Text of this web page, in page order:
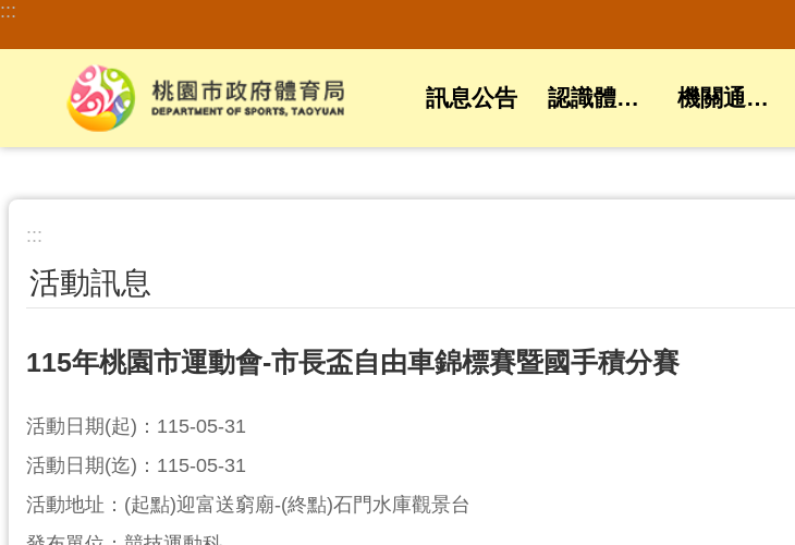
跳到主要內容區塊
:::
訊息公告 認識體育局 機關通訊錄
:::
活動訊息
115年桃園市運動會-市長盃自由車錦標賽暨國手積分賽
活動日期(起)：115-05-31
活動日期(迄)：115-05-31
活動地址：(起點)迎富送窮廟-(終點)石門水庫觀景台